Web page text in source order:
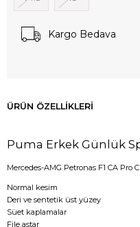
Kargo Bedava
ÜRÜN ÖZELLIKLERI
Puma Erkek Günlük
Mercedes-AMG Petronas F1 CA Pro
Normal kesim
Deri ve sentetik üst yüzey
Süet kaplamalar
File astar